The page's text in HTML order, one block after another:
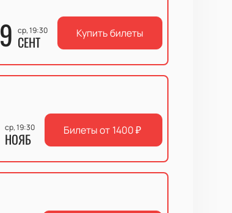
9 ср, 19:30
СЕНТ Купить билеты
ср, 19:30
НОЯБ Билеты от 1400₽